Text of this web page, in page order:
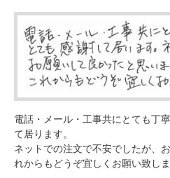
電話・メール・工事共にとても丁
て居ります。
ネットでの注文で不安でしたが、
れからもどうぞ宜しくお願い致しま